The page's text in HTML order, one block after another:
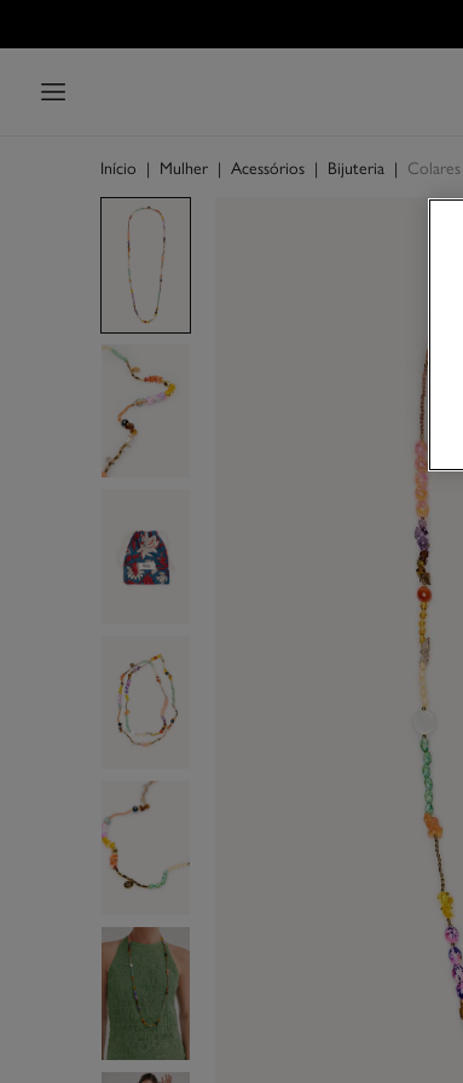
Início | Mulher | Acessórios | Bijuteria | Colares